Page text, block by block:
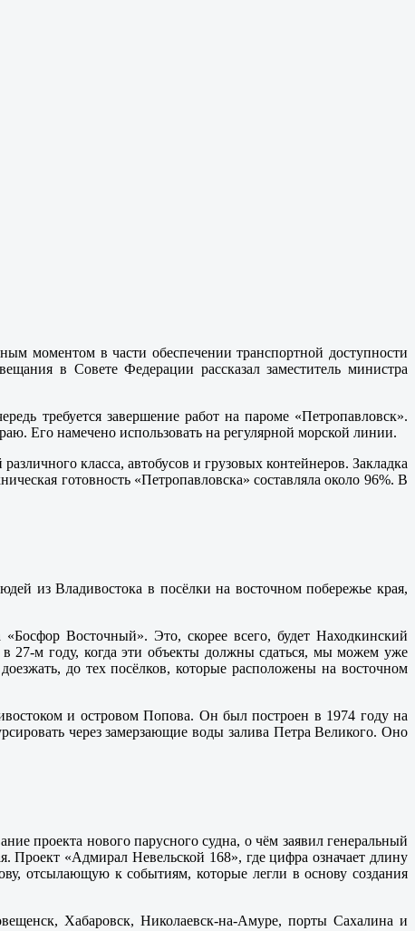
моментом в части обеспечении транспортной доступности
в Совете Федерации рассказал заместитель министра
требуется завершение работ на пароме «Петропавловск».
Его намечено использовать на регулярной морской линии.
класса, автобусов и грузовых контейнеров. Закладка
готовность «Петропавловска» составляла около 96%. В
из Владивостока в посёлки на восточном побережье края,
Восточный». Это, скорее всего, будет Находкинский
27-м году, когда эти объекты должны сдаться, мы можем уже
до тех посёлков, которые расположены на восточном
и островом Попова. Он был построен в 1974 году на
через замерзающие воды залива Петра Великого. Оно
проекта нового парусного судна, о чём заявил генеральный
«Адмирал Невельской 168», где цифра означает длину
отсылающую к событиям, которые легли в основу создания
Хабаровск, Николаевск-на-Амуре, порты Сахалина и